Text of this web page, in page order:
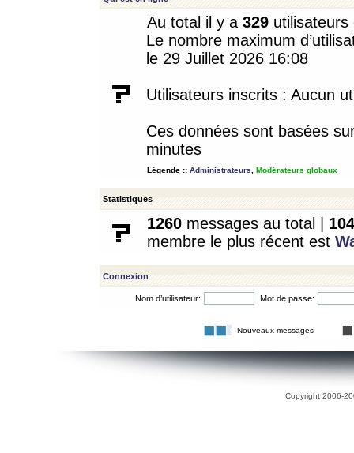
Au total il y a 329
Le nombre maximum
le 29 Juillet 2026 16:08
Utilisateurs inscrits : Aucun
Ces données sont basées
minutes
Légende :: Administrateurs Modérateurs globaux
Statistiques
1260 messages au total | 104
membre le plus récent est
Connexion
Nom d’utilisateur: Mot de passe:
Nouveaux messages
Copyright 2006-